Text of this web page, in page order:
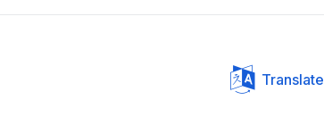
Translate